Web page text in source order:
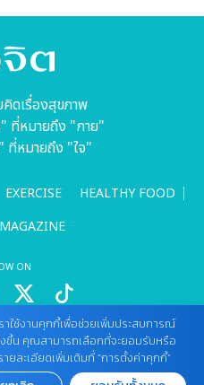
ดเรื่องสุขภาพ
ที่หมายถึง "กาย"
ที่หมายถึง "ใจ"
EXERCISE
HEALTHY FOOD
MAGAZINE
ON
ากับเว็บไซต์
ศุกร์ เวลา 09.00 - 18.00 น)
ราใช้งานคุกกี้เพื่อช่วยเพิ่มประสบการณ์
งขึ้น คุณสามารถเลือกที่จะยอมรับหรือ
ยละเอียดเพิ่มเติมที่ “การตั้งค่าคุกกี้”